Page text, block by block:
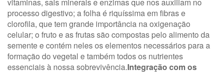
processo digestivo; a folha é riquíssima em fibras e
clorofila, que tem grande importância na oxigenação
celular; o fruto e as frutas são compostas pelo alimento da
semente e contém neles os elementos necessários para a
formação do vegetal e também todos os nutrientes
essenciais à nossa sobrevivência.Integração com os